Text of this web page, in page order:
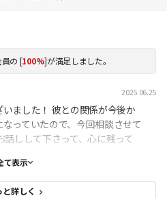
の [100%]が満足しました。
2025.06.25
ました！ 彼との関係が今後か
っていたので、今回相談させて
しして下さって、心に残って
後も彼とうまくいってほしい
ていただきます！ ありがとう
て表示
と詳しく